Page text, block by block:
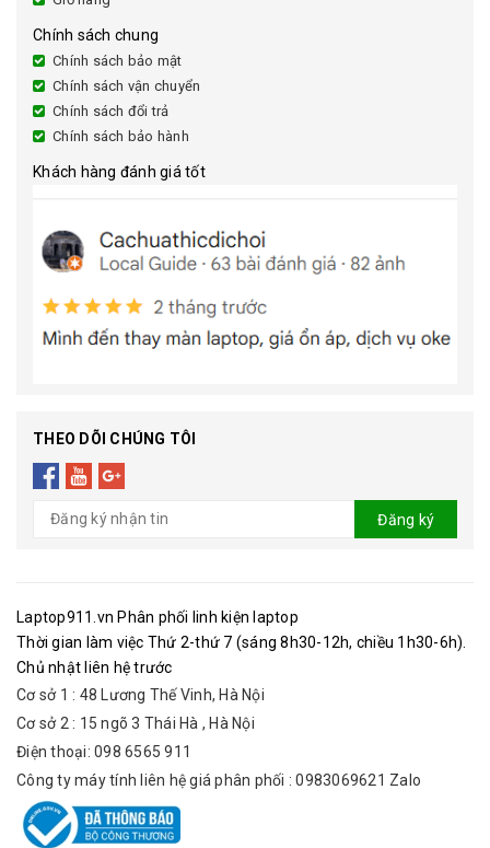
Chính sách chung
Chính sách bảo mật
Chính sách vận chuyển
Chính sách đổi trả
Chính sách bảo hành
Khách hàng đánh giá tốt
THEO DÕI CHÚNG TÔI
Đăng ký
Laptop911.vn Phân phối linh kiện laptop
Thời gian làm việc Thứ 2-thứ 7 (sáng 8h30-12h, chiều 1h30-6h).
Chủ nhật liên hệ trước
Cơ sở 1 : 48 Lương Thế Vinh, Hà Nội
Cơ sở 2 : 15 ngõ 3 Thái Hà , Hà Nội
Điện thoại: 098 6565 911
Công ty máy tính liên hệ giá phân phối : 0983069621 Zalo